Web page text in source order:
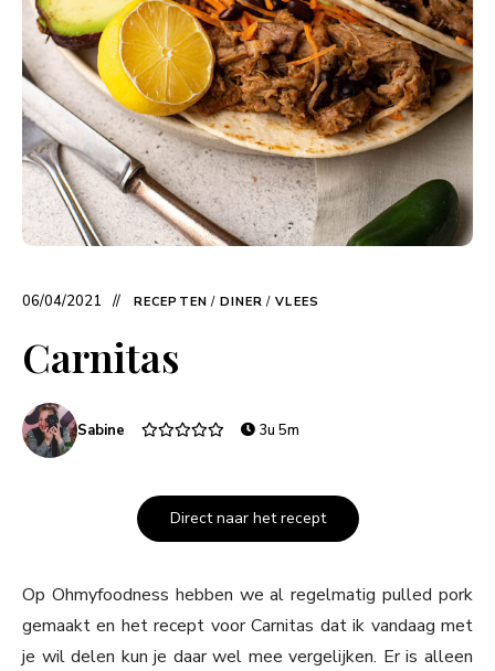
06/04/2021 RECEPTEN / DINER / VLEES
Carnitas
Sabine 3u 5m
Direct naar het recept
Op Ohmyfoodness hebben we al regelmatig pulled pork
gemaakt en het recept voor Carnitas dat ik vandaag met
je wil delen kun je daar wel mee vergelijken. Er is alleen